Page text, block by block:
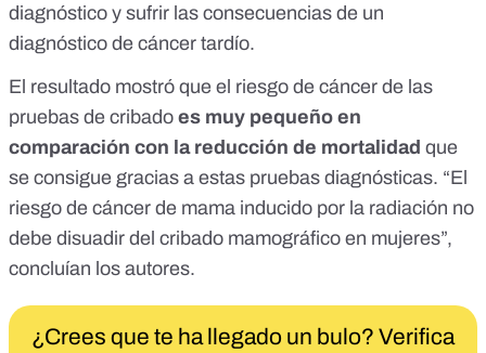
diagnóstico y sufrir las consecuencias de un
diagnóstico de cáncer tardío.
El resultado mostró que el riesgo de cáncer de las
pruebas de cribado es muy pequeño en
comparación con la reducción de mortalidad que
se consigue gracias a estas pruebas diagnósticas. “El
riesgo de cáncer de mama inducido por la radiación no
debe disuadir del cribado mamográfico en mujeres”,
concluían los autores.
¿Crees que te ha llegado un bulo? Verifica